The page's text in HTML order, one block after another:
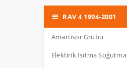
RAV 4 1994-2001
Amartisor Grubu
Elektirik Isıtma Soğutma